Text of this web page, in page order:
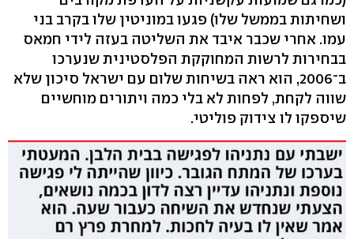
ושחיתות בממשל שלו) פגעו במוניטין שלו בקרב בני
עמו. אחרי שכבר איבד את השליטה בעזה לידי חמאס
בבחירות לרשות המחוקקת הפלסטינית שנערכו
ב־2006, הוא ראה בשיחות שלום עם ישראל סיכון שלא
שווה לקחת, לפחות לא בלי כמה ויתורים מוחשיים
שיספקו לו צידוק פוליטי.